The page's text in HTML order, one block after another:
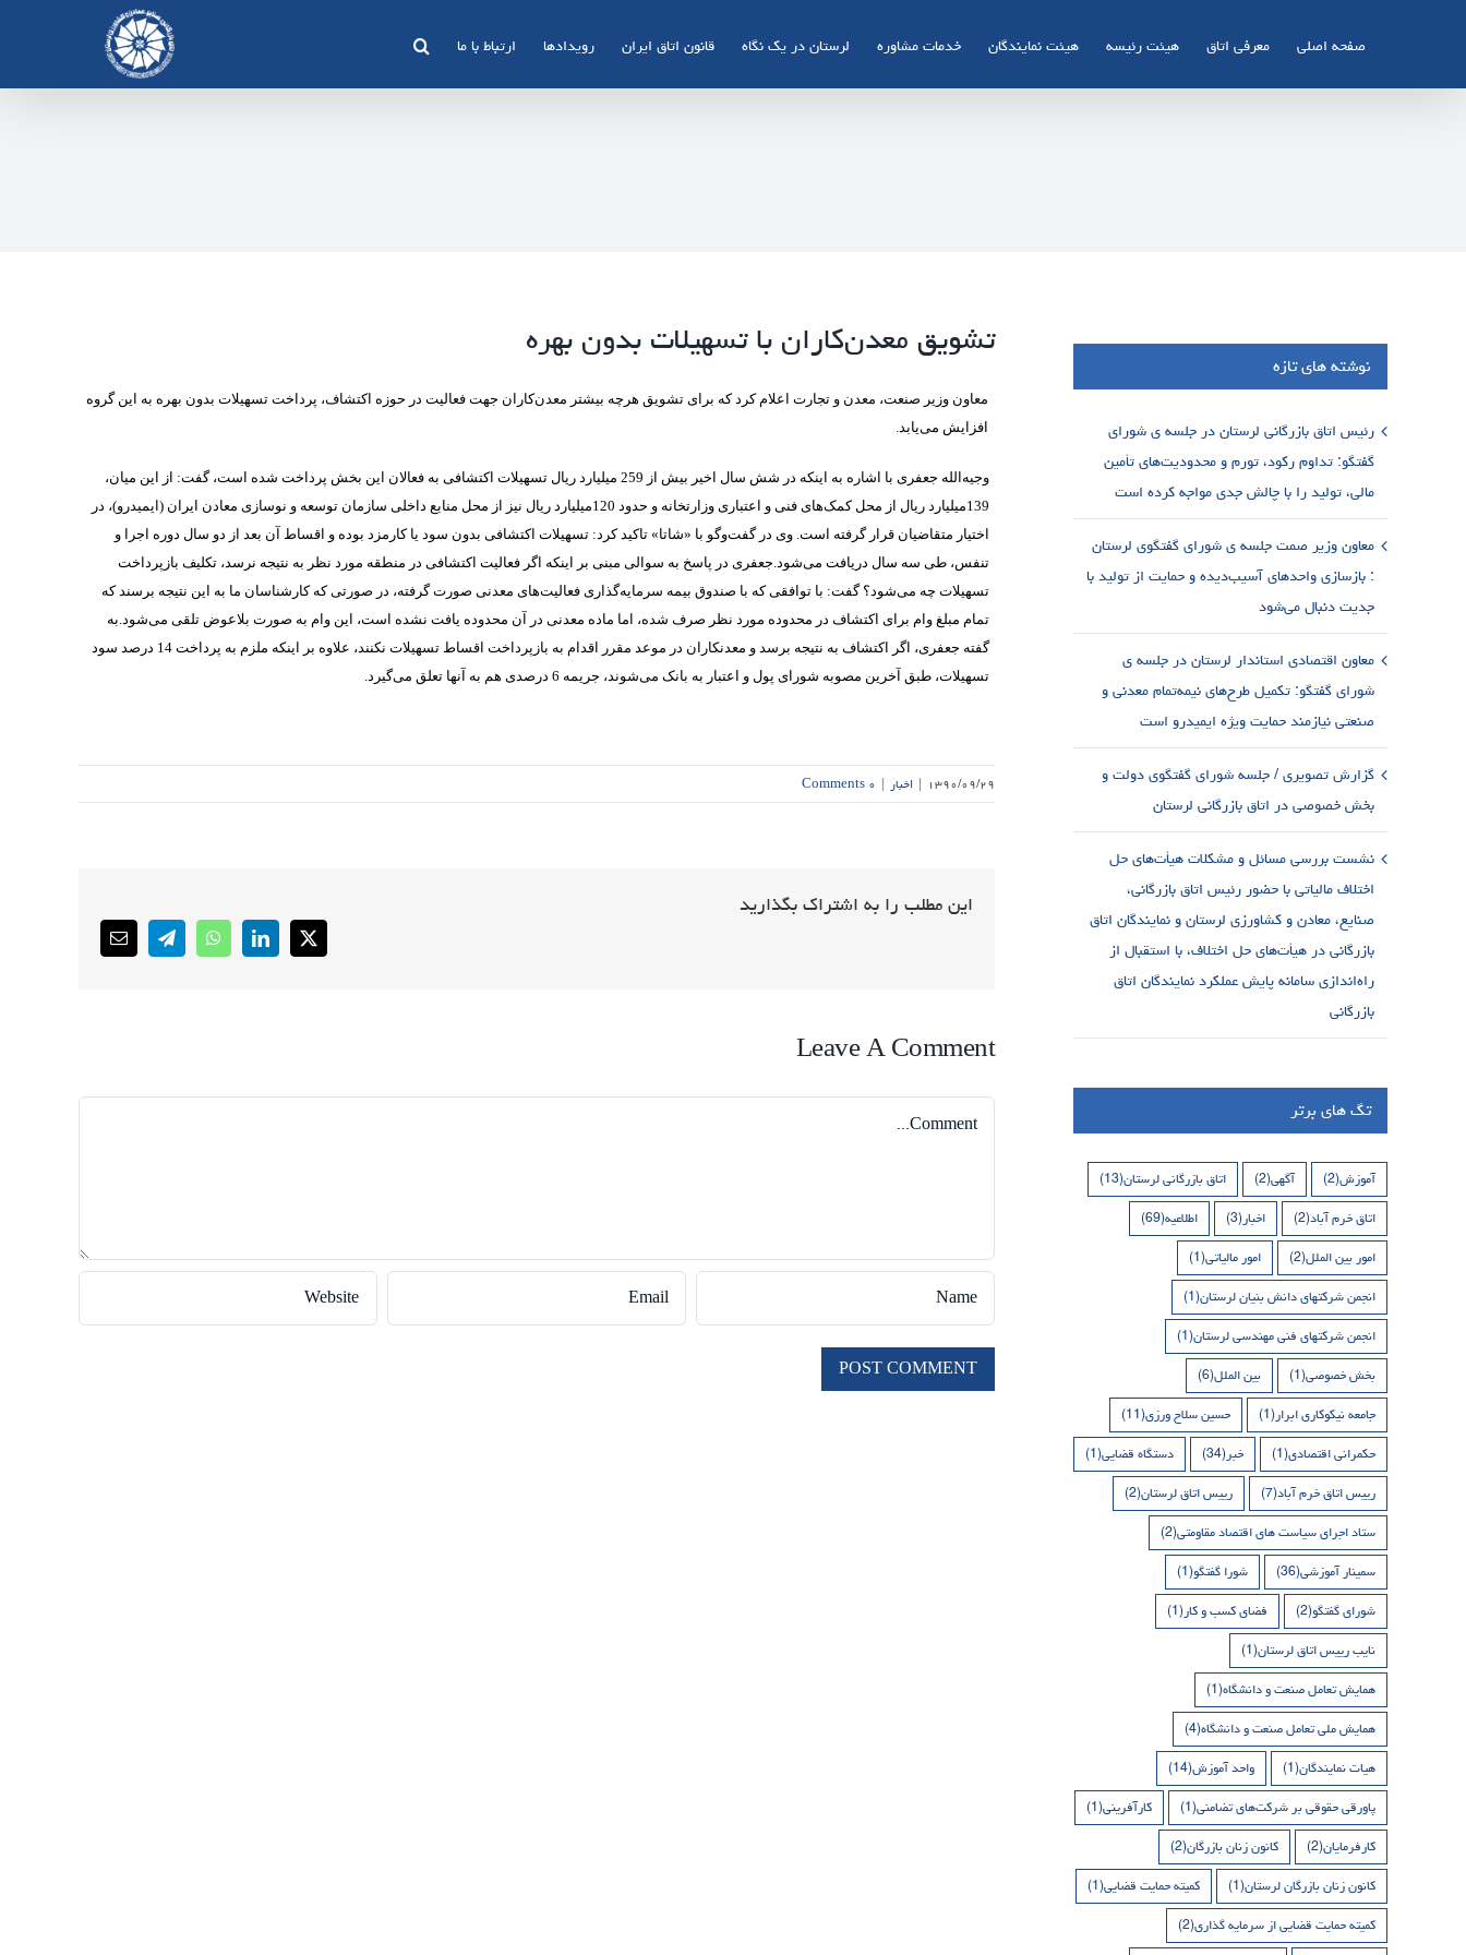
صفحه اصلی معرفی اتاق هیئت رئیسه هیئت نمایندگان خدمات مشاوره لرستان در یک نگاه قانون اتاق ایران رویدادها ارتباط با ما
تشویق معدن‌کاران با تسهیلات بدون بهره
معاون وزیر صنعت، معدن و تجارت اعلام کرد که برای تشویق هرچه بیشتر معدن‌کاران جهت فعالیت در حوزه اکتشاف، پرداخت تسهیلات بدون بهره به این گروه
افزایش می‌یابد.
وجیه‌الله جعفری با اشاره به اینکه در شش سال اخیر بیش از 259 میلیارد ریا ل تسهیلات اکتشافی به فعالان این بخش پرداخت شده است، گفت: از این میان،
139میلیارد ریال از محل کمک‌های فنی و اعتباری وزارتخانه و حدود 120میلیارد ریال نیز از محل منابع داخلی سازمان توسعه و نوسازی معادن ایران (ایمیدرو)، در
اختیار متقاضیان قرار گرفته است. وی در گفت‌و‌گو با «شاتا» تاکید کرد: تسهیلات اکتشافی بدون سود یا کارمزد بوده و اقساط آن بعد از دو سال دوره اجرا و
تنفس، طی سه سال دریافت می‌شود.جعفری در پاسخ به سوالی مبنی بر اینکه اگر فعالیت اکتشافی در منطقه مورد نظر به نتیجه نرسد، تکلیف بازپرداخت
تسهیلات چه می‌شود؟ گفت: با توافقی که با صندوق بیمه سرمایه‌گذاری فعالیت‌های معدنی صورت گرفته، در صورتی که کارشناسان ما به این نتیجه برسند که
تمام مبلغ وام برای اکتشاف در محدوده مورد نظر صرف شده، اما ماده معدنی در آن محدوده یافت نشده است، این وام به صورت بلاعوض تلقی می‌شود.به
گفته جعفری، اگر اکتشاف به نتیجه برسد و معدنکاران در موعد مقرر اقدام به بازپرداخت اقساط تسهیلات نکنند، علاوه بر اینکه ملزم به پرداخت 14 درصد سود
تسهیلات، طبق آخرین مصوبه شورای پول و اعتبار به بانک می‌شوند، جریمه 6 درصدی هم به آنها تعلق می‌گیرد.
۱۳۹۰/۰۹/۲۹ | اخبار | ۰ Comments
این مطلب را به اشتراک بگذارید
X
LinkedIn
WhatsApp
Telegram
Email
Leave A Comment
نوشته های تازه
رئیس اتاق بازرگانی لرستان در جلسه ی شورای
گفتگو: تداوم رکود، تورم و محدودیت‌های تأمین
مالی، تولید را با چالش جدی مواجه کرده است
معاون وزیر صمت جلسه ی شورای گفتگوی لرستان
: بازسازی واحدهای آسیب‌دیده و حمایت از تولید با
جدیت دنبال می‌شود
معاون اقتصادی استاندار لرستان در جلسه ی
شورای گفتگو: تکمیل طرح‌های نیمه‌تمام معدنی و
صنعتی نیازمند حمایت ویژه ایمیدرو است
گزارش تصویری / جلسه شورای گفتگوی دولت و
بخش خصوصی در اتاق بازرگانی لرستان
نشست بررسی مسائل و مشکلات هیأت‌های حل
اختلاف مالیاتی با حضور رئیس اتاق بازرگانی،
صنایع، معادن و کشاورزی لرستان و نمایندگان اتاق
بازرگانی در هیأت‌های حل اختلاف، با استقبال از
راه‌اندازی سامانه پایش عملکرد نمایندگان اتاق
بازرگانی
تگ های برتر
آموزش(2) آگهی(2) اتاق بازرگانی لرستان(13)
اتاق خرم آباد(2) اخبار(3) اطلاعیه(69)
امور بین الملل(2) امور مالیاتی(1)
انجمن شرکتهای دانش بنیان لرستان(1)
انجمن شرکتهای فنی مهندسی لرستان(1)
بخش خصوصی(1) بین الملل(6)
جامعه نیکوکاری ابرار(1) حسین سلاح ورزی(11)
حکمرانی اقتصادی(1) خبر(34) دستگاه قضایی(1)
رییس اتاق خرم آباد(7) رییس اتاق لرستان(2)
ستاد اجرای سیاست های اقتصاد مقاومتی(2)
سمینار آموزشی(36) شورا گفتگو(1)
شورای گفتگو(2) فضای کسب و کار(1)
نایب رییس اتاق لرستان(1)
همایش تعامل صنعت و دانشگاه(1)
همایش ملی تعامل صنعت و دانشگاه(4)
هیات نمایندگان(1) واحد آموزش(14)
پاورقی حقوقی بر شرکت‌های تضامنی(1) کارآفرینی(1)
کارفرمایان(2) کانون زنان بازرگان(2)
کانون زنان بازرگان لرستان(1) کمیته حمایت قضایی(1)
کمیته حمایت قضایی از سرمایه گذاری(2)